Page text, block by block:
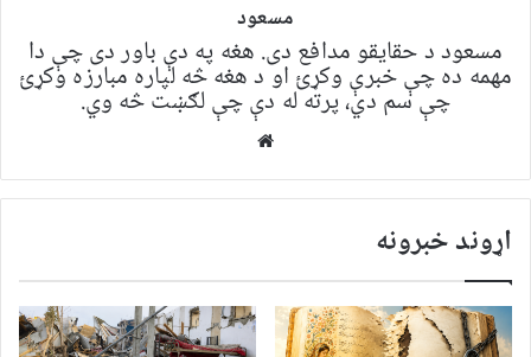
مسعود
مسعود د حقایقو مدافع دی. هغه په ​​​​دې باور دی چې دا
مهمه ده چې خبرې وکړئ او د هغه څه لپاره مبارزه وکړئ
چې سم دي، پرته له دې چې لګښت څه وي.
اړوند خبرونه